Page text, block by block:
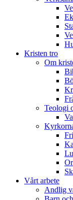
Kristen tro
Om
Teologi
Vårt arbete
Andlig